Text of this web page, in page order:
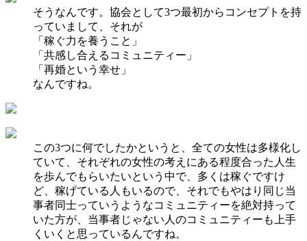
そうなんです。協会として3つ最初からコンセプトを持
っていまして、それが
「稼ぐ力を養うこと」
「共感し合えるコミュニティー」
「再婚という幸せ」
なんですね。
この3つに何でしたかというと、全ての女性は多様化し
ていて、それぞれの女性の考えにある程度合った人生
を歩んでもらいたいという中で、多くは稼ぐですけ
ど、稼げている人もいるので、それでもやはり同じ当
事者同士っていうようなコミュニティーを絶対持って
いた方が、当事者じゃない人のコミュニティーも上手
くいくと思っているんですね。